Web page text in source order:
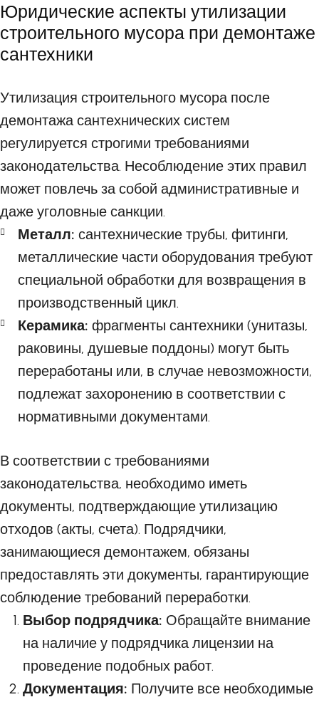
Юридические аспекты утилизации
строительного мусора при демонтаже
сантехники
Утилизация строительного мусора после
демонтажа сантехнических систем
регулируется строгими требованиями
законодательства. Несоблюдение этих правил
может повлечь за собой административные и
даже уголовные санкции.
Металл: сантехнические трубы, фитинги,
металлические части оборудования требуют
специальной обработки для возвращения в
производственный цикл.
Керамика: фрагменты сантехники (унитазы,
раковины, душевые поддоны) могут быть
переработаны или, в случае невозможности,
подлежат захоронению в соответствии с
нормативными документами.
В соответствии с требованиями
законодательства, необходимо иметь
документы, подтверждающие утилизацию
отходов (акты, счета). Подрядчики,
занимающиеся демонтажем, обязаны
предоставлять эти документы, гарантирующие
соблюдение требований переработки.
Выбор подрядчика: Обращайте внимание
на наличие у подрядчика лицензии на
проведение подобных работ.
Документация: Получите все необходимые